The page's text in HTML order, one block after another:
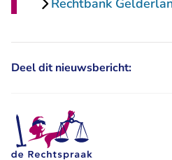
Rechtbank
Deel dit nieuwsbericht: